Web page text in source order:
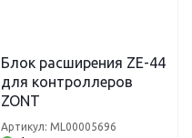
Блок расширения ZE-44
для контроллеров
ZONT
Артикул: ML00005696